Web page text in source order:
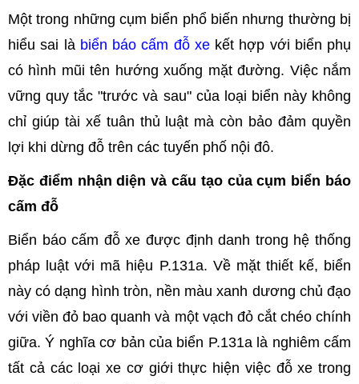
Một trong những cụm biển phổ biến nhưng thường bị
hiểu sai là biển báo cấm đỗ xekết hợp với biển phụ
có hình mũi tên hướng xuống mặt đường. Việc nắm
vững quy tắc "trước và sau" của loại biển này không
chỉ giúp tài xế tuân thủ luật mà còn bảo đảm quyền
lợi khi dừng đỗ trên các tuyến phố nội đô.
Đặc điểm nhận diện và cấu tạo của cụm biển báo
cấm đỗ
Biển báo cấm đỗ xe được định danh trong hệ thống
pháp luật với mã hiệu P.131a. Về mặt thiết kế, biển
này có dạng hình tròn, nền màu xanh dương chủ đạo
với viền đỏ bao quanh và một vạch đỏ cắt chéo chính
giữa. Ý nghĩa cơ bản của biển P.131a là nghiêm cấm
tất cả các loại xe cơ giới thực hiện việc đỗ xe trong